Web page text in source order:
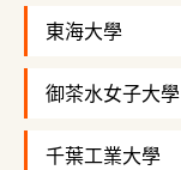
東海大學
御茶水女子大學
千葉工業大學